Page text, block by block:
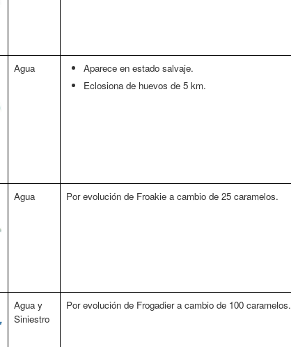
Agua
Aparece en estado salvaje.
Eclosiona de huevos de 5 km.
Agua Por evolución de Froakie a cambio de 25 caramelos.
Agua y
Siniestro
Por evolución de Frogadier a cambio de 100 caramelos.